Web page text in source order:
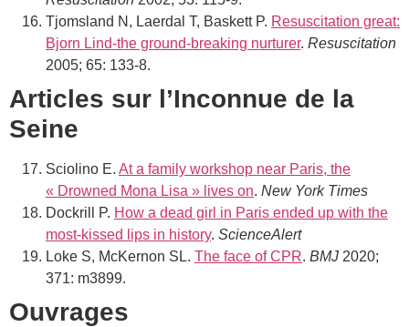
Tjomsland N, Laerdal T, Baskett P. Resuscitation great:
Bjorn Lind-the ground-breaking nurturer. Resuscitation
2005; 65: 133-8.
Articles sur l’Inconnue de la
Seine
Sciolino E. At a family workshop near Paris, the
« Drowned Mona Lisa » lives on. New York Times
Dockrill P. How a dead girl in Paris ended up with the
most-kissed lips in history. ScienceAlert
Loke S, McKernon SL. The face of CPR. BMJ 2020;
371: m3899.
Ouvrages